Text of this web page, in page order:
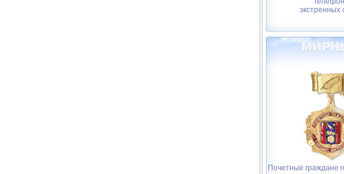
экстренных
Почетные граждане